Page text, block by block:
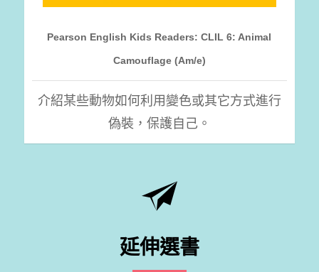
Pearson English Kids Readers: CLIL 6: Animal
Camouflage (Am/e)
介紹某些動物如何利用變色或其它方式進行
偽裝，保護自己。
延伸選書